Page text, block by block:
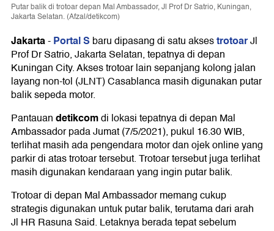
Putar balik di trotoar depan Mal Ambassador, Jl Prof Dr Satrio, Kuningan,
Jakarta Selatan. (Afzal/detikcom)
Jakarta-Portal S baru dipasang di satu aksestrotoarJl
Prof Dr Satrio, Jakarta Selatan, tepatnya di depan
Kuningan City. Akses trotoar lain sepanjang kolong jalan
layang non-tol (JLNT) Casablanca masih digunakan putar
balik sepeda motor.
Pantauandetikcomdi lokasi tepatnya di depan Mal
Ambassador pada Jumat (7/5/2021), pukul 16.30 WIB,
terlihat masih ada pengendara motor dan ojek online yang
parkir di atas trotoar tersebut. Trotoar tersebut juga terlihat
masih digunakan kendaraan yang ingin putar balik.
Trotoar di depan Mal Ambassador memang cukup
strategis digunakan untuk putar balik, terutama dari arah
Jl HR Rasuna Said. Letaknya berada tepat sebelum